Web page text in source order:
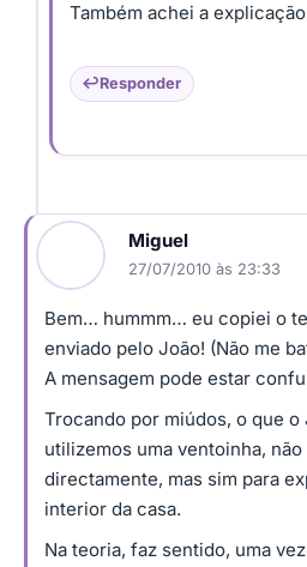
Também achei a
Responder
Miguel
27/07/2010 às 23:33
Bem… hummm… eu copiei o
enviado pelo João! (Não me
A mensagem pode estar
Trocando por miúdos, o que
utilizemos uma ventoinha,
directamente, mas sim para
interior da casa.
Na teoria, faz sentido, uma